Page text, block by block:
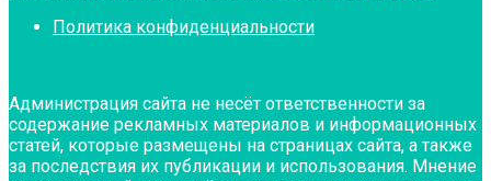
Политика конфиденциальности
Администрация сайта не несёт ответственности за
содержание рекламных материалов и информационных
статей, которые размещены на страницах сайта, а также
за последствия их публикации и использования. Мнение